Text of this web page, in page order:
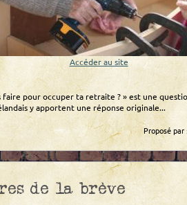
Accéder au site
faire pour occuper ta retraite ? » est une
y apportent une réponse originale...
Proposé
de la brève